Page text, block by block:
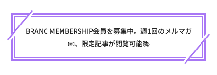
BRANC MEMBERSHIP会員を募集中。週1回のメルマガ
📧、限定記事が閲覧可能📚